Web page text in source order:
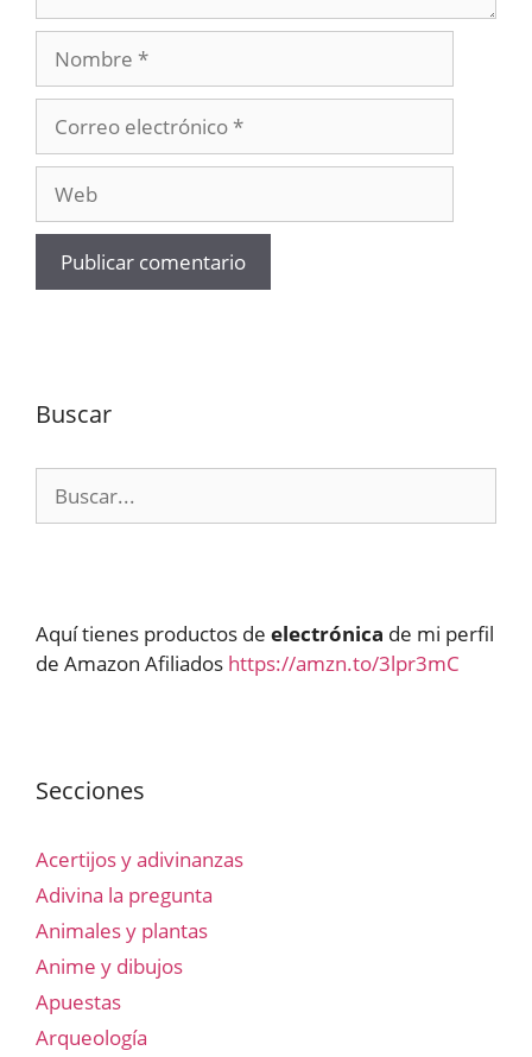
Nombre
electrónico
Buscar
Aquí tienes productos de electrónica de mi perfil
de Amazon Afiliados https://amzn.to/3lpr3mC
Secciones
Acertijos y adivinanzas
Adivina la pregunta
Animales y plantas
Anime y dibujos
Apuestas
Arqueología